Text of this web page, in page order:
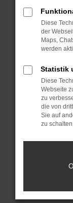
Starte
Das kann
Probleme
sind.
Veraltete
führen,
Wende
Wenn du
hast,
uns
Diese
der
Maps,
werden
Statistik
Diese
Webseite
zu
die von
Sie auf
zu